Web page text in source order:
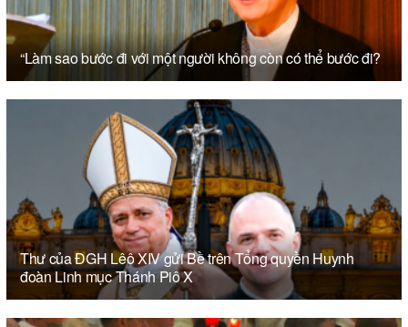
“Làm sao bước đi với một người không còn có thể bước đi?
Thư của ĐGH Lêô XIV gửi Bề trên Tổng quyền Huynh
đoàn Linh mục Thánh Piô X